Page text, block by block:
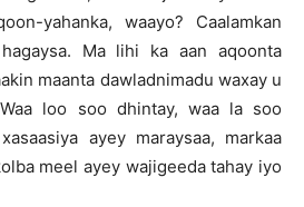
yahanka, waayo? Caalamkan
Ma lihi ka aan aqoonta
maanta dawladnimadu waxay u
loo soo dhintay, waa la soo
ayey maraysaa, markaa
meel ayey wajigeeda tahay iyo